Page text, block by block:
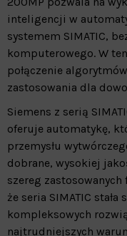
inteligencji w
systemem SIMATIC,
komputerowego. W
połączenie
zastosowania dla
Siemens z serią
oferuje automatykę,
przemysłu
dobrane, wysokiej
szereg
że seria SIMATIC
kompleksowych
najtrudniejszych